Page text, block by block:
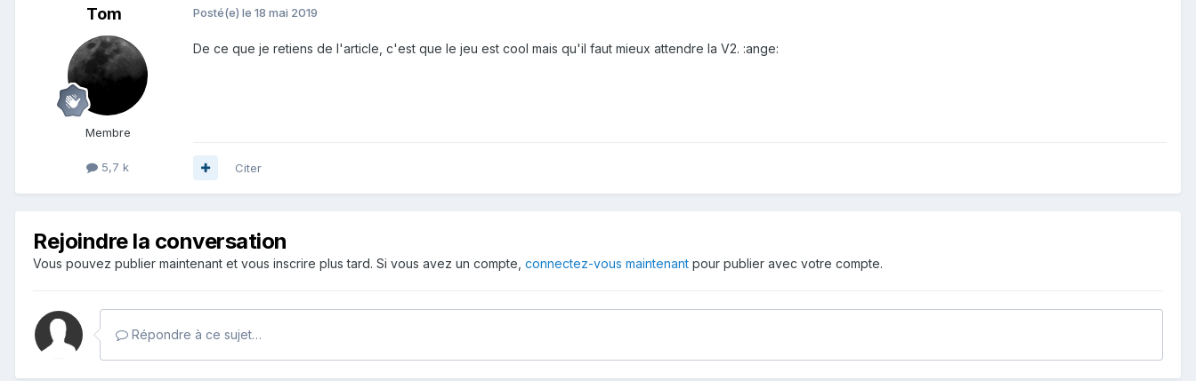
Tom
Membre
5,7 k
Posté(e) le 18 mai 2019
De ce que je retiens de l'article, c'est que le jeu est cool mais qu'il faut mieux attendre la V2. :ange:
Citer
Rejoindre la conversation
Vous pouvez publier maintenant et vous inscrire plus tard. Si vous avez un compte, connectez-vous maintenant pour publier avec votre compte.
Répondre à ce sujet…